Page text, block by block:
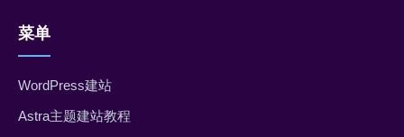
菜单
WordPress建站
Astra主题建站教程